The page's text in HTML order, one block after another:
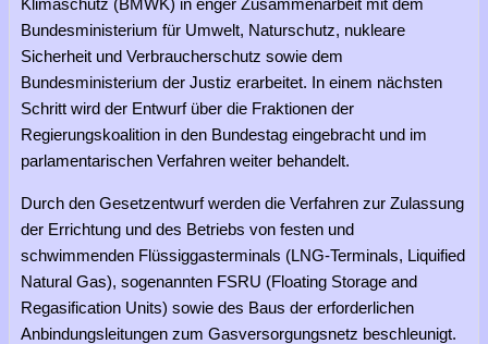
Klimaschutz (BMWK) in enger Zusammenarbeit mit dem
Bundesministerium für Umwelt, Naturschutz, nukleare
Sicherheit und Verbraucherschutz sowie dem
Bundesministerium der Justiz erarbeitet. In einem nächsten
Schritt wird der Entwurf über die Fraktionen der
Regierungskoalition in den Bundestag eingebracht und im
parlamentarischen Verfahren weiter behandelt.
Durch den Gesetzentwurf werden die Verfahren zur Zulassung
der Errichtung und des Betriebs von festen und
schwimmenden Flüssiggasterminals (LNG-Terminals, Liquified
Natural Gas), sogenannten FSRU (Floating Storage and
Regasification Units) sowie des Baus der erforderlichen
Anbindungsleitungen zum Gasversorgungsnetz beschleunigt.